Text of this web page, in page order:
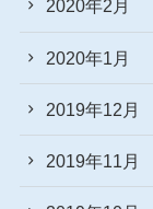
2020年2月
2020年1月
2019年12月
2019年11月